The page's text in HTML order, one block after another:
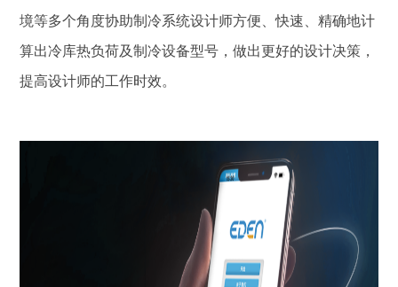
境等多个角度协助制冷系统设计师方便、快速、精确地计
算出冷库热负荷及制冷设备型号，做出更好的设计决策，
提高设计师的工作时效。